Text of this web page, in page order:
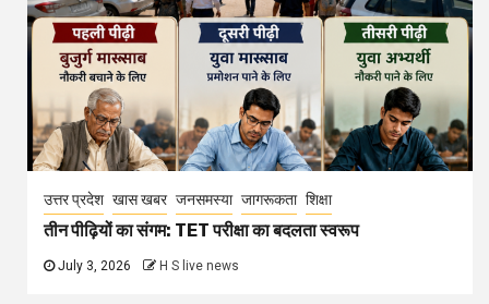
उत्तर प्रदेश खास खबर जनसमस्या जागरूकता शिक्षा
तीन पीढ़ियों का संगम: TET परीक्षा का बदलता स्वरूप
July 3, 2026 H S live news